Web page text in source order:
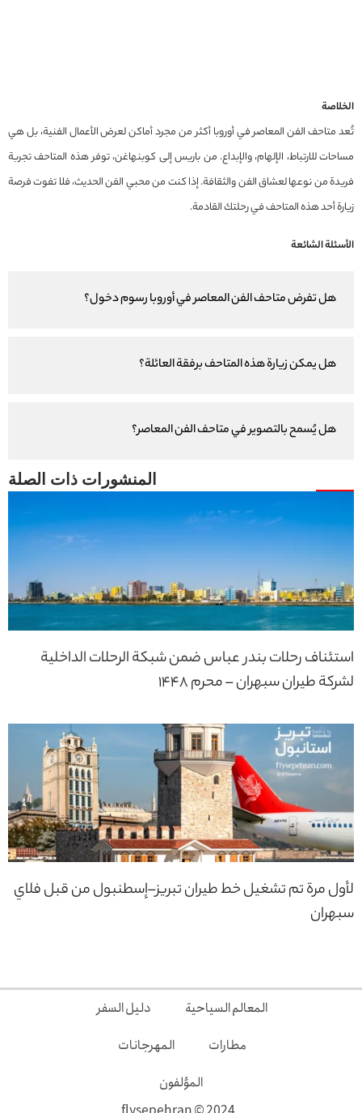
الخلاصة
تُعد متاحف الفن المعاصر في أوروبا أكثر من مجرد أماكن لعرض الأعمال الفنية، بل هي
مساحات للارتباط، الإلهام، والإبداع. من باريس إلى كوبنهاغن، توفر هذه المتاحف تجربة
فريدة من نوعها لعشاق الفن والثقافة. إذا كنت من محبي الفن الحديث، فلا تفوت فرصة
زيارة أحد هذه المتاحف في رحلتك القادمة.
الأسئلة الشائعة
هل تفرض متاحف الفن المعاصر في أوروبا رسوم دخول؟
هل يمكن زيارة هذه المتاحف برفقة العائلة؟
هل يُسمح بالتصوير في متاحف الفن المعاصر؟
استئناف رحلات بندر عباس ضمن شبكة الرحلات الداخلية
لشركة طيران سبهران – محرم 1448
لأول مرة تم تشغيل خط طيران تبريز–إسطنبول من قبل فلاي
سبهران
المعالم السياحية
دليل السفر
مطارات
المهرجانات
المؤلفون